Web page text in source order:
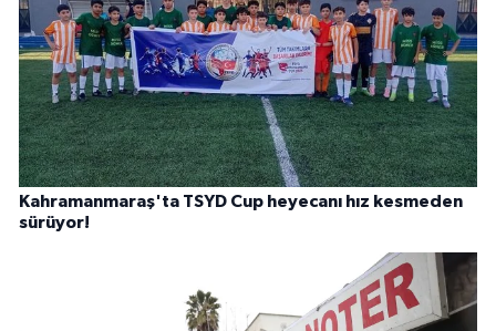
Kahramanmaraş'ta TSYD Cup heyecanı hız kesmeden
sürüyor!